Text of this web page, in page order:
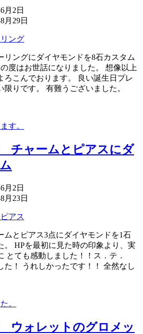
月2日
月29日
ング
ングにダイヤモンドを8石カスタム
度はお世話になりました。 想像以上
ろこんでおります。 良い誕生日プレ
りです。 有難うございました。
チャームとピアスにダ
月2日
月23日
アス
ムとピアス3点にダイヤモンドを1石
。 HPを最初に見た時の印象より、実
とても感動しました！！ス．テ．
た！ うれしかったです！！ 全然なし
ウォレットのグロメッ